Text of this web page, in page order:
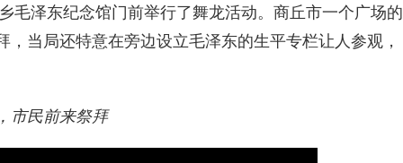
毛泽东纪念馆门前举行了舞龙活动。商丘市一个广场的
当局还特意在旁边设立毛泽东的生平专栏让人参观，
市民前来祭拜